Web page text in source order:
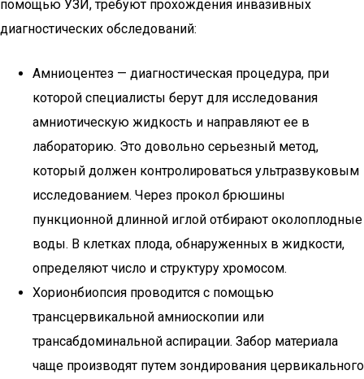
помощью УЗИ, требуют прохождения инвазивных
диагностических обследований:
Амниоцентез — диагностическая процедура, при
которой специалисты берут для исследования
амниотическую жидкость и направляют ее в
лабораторию. Это довольно серьезный метод,
который должен контролироваться ультразвуковым
исследованием. Через прокол брюшины
пункционной длинной иглой отбирают околоплодные
воды. В клетках плода, обнаруженных в жидкости,
определяют число и структуру хромосом.
Хорионбиопсия проводится с помощью
трансцервикальной амниоскопии или
трансабдоминальной аспирации. Забор материала
чаще производят путем зондирования цервикального